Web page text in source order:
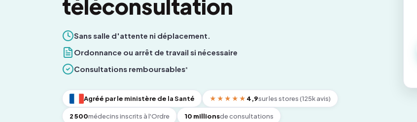
téléconsultation
Sans salle d'attente ni déplacement.
Ordonnance ou arrêt de travail si nécessaire
Consultations remboursables*
Agréé par le ministère de la Santé ★★★★★ 4,9sur les stores (125k avis)
2 500médecins inscrits à l'Ordre 10 millionsde consultations